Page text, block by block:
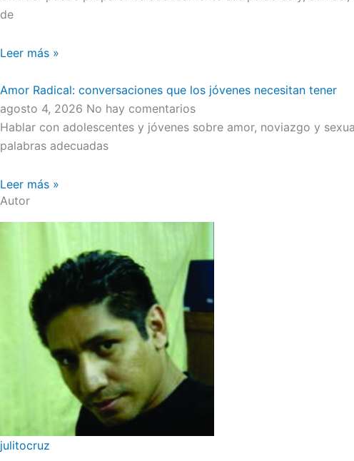
de
Leer más »
Amor Radical: conversaciones que los jóvenes necesitan tener
agosto 4, 2026 No hay comentarios
Hablar con adolescentes y jóvenes sobre amor, noviazgo y
palabras adecuadas
Leer más »
Autor
julitocruz